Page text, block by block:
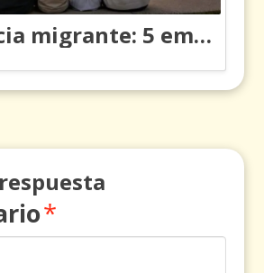
Resiliencia migrante: 5 emociones y cómo gestionarlas
*